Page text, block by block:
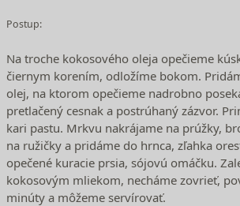
Postup:
Na troche kokosového oleja opečieme
čiernym korením, odložíme bokom.
olej, na ktorom opečieme nadrobno
pretlačený cesnak a postrúhaný zázvor.
kari pastu. Mrkvu nakrájame na prúžky,
na ružičky a pridáme do hrnca, zľahka
opečené kuracie prsia, sójovú omáčku.
kokosovým mliekom, necháme zovrieť,
minúty a môžeme servírovať.